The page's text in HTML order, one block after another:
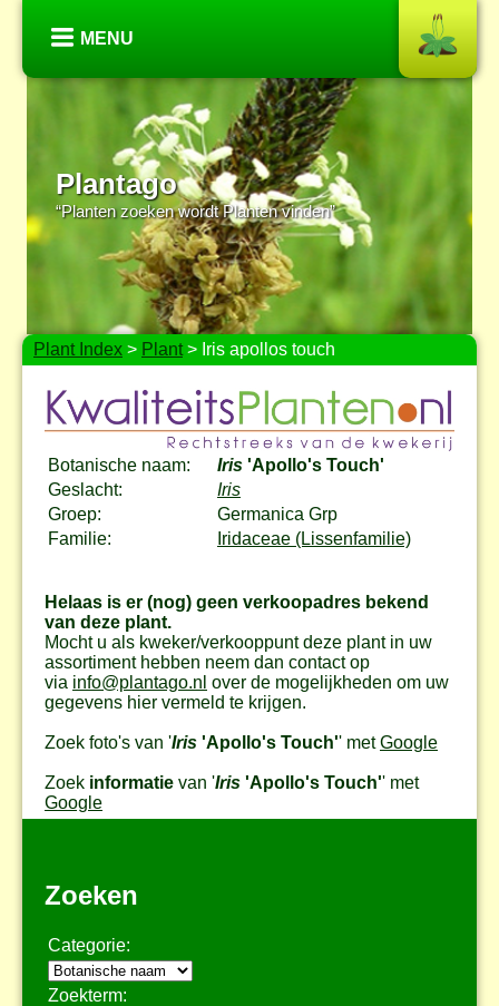
MENU
Plantago
“Planten zoeken wordt Planten vinden”
Plant Index > Plant> Iris apollos touch
Botanische naam: Iris 'Apollo's Touch'
Geslacht:
Iris
Groep:
Germanica Grp
Familie:
Iridaceae (Lissenfamilie)
Helaas is er (nog) geen verkoopadres bekend
van deze plant.
Mocht u als kweker/verkooppunt deze plant in uw
assortiment hebben neem dan contact op
via info@plantago.nl over de mogelijkheden om uw
gegevens hier vermeld te krijgen.
Zoek foto's van 'Iris 'Apollo's Touch'' metGoogle
Zoek informatie van 'Iris 'Apollo's Touch'' met
Google
Zoeken
Categorie:
Zoekterm: